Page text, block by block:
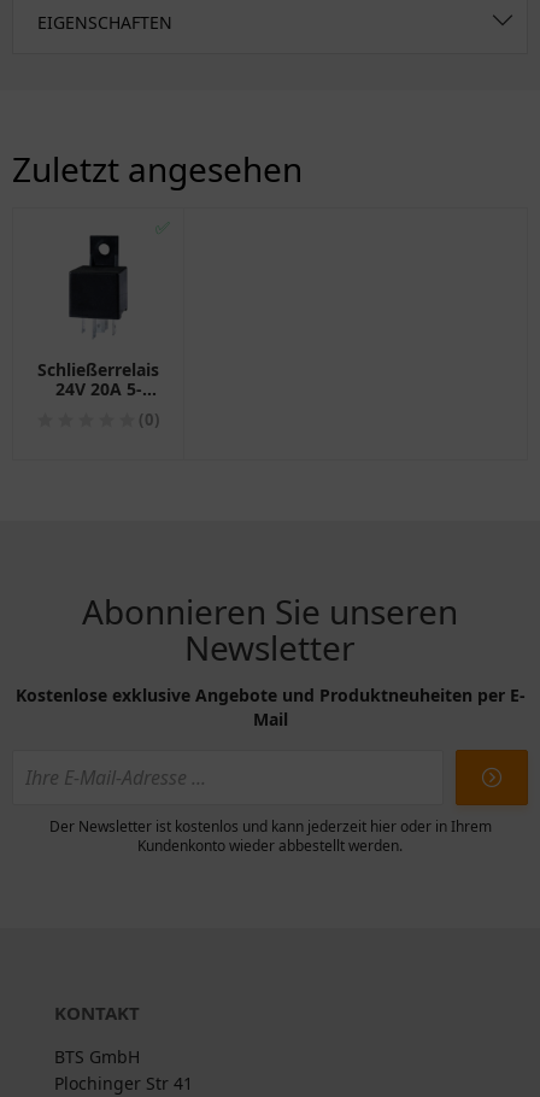
EIGENSCHAFTEN
Zuletzt angesehen
✅
Schließerrelais
24V 20A 5-
(0)
Abonnieren Sie unseren
Newsletter
Kostenlose exklusive Angebote und Produktneuheiten per E-
Mail
Der Newsletter ist kostenlos und kann jederzeit hier oder in Ihrem
Kundenkonto wieder abbestellt werden.
KONTAKT
BTS GmbH
Plochinger Str 41